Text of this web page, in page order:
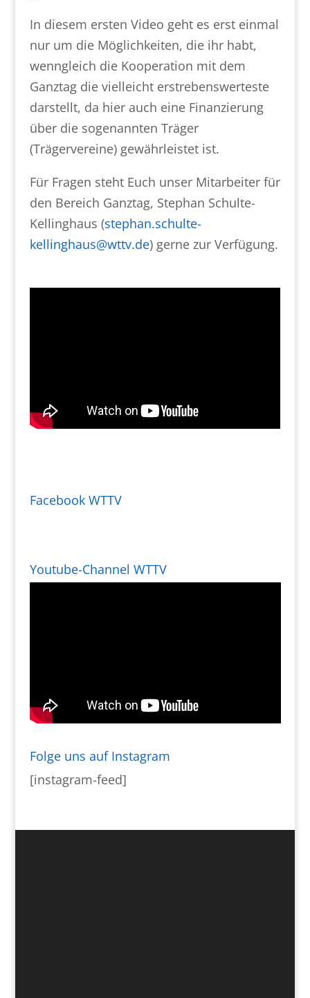
In diesem ersten Video geht es erst einmal
nur um die Möglichkeiten, die ihr habt,
wenngleich die Kooperation mit dem
Ganztag die vielleicht erstrebenswerteste
darstellt, da hier auch eine Finanzierung
über die sogenannten Träger
(Trägervereine) gewährleistet ist.
Für Fragen steht Euch unser Mitarbeiter für
den Bereich Ganztag, Stephan Schulte-
Kellinghaus (stephan.schulte-
kellinghaus@wttv.de) gerne zur Verfügung.
Facebook WTTV
Youtube-Channel WTTV
Folge uns auf Instagram
[instagram-feed]